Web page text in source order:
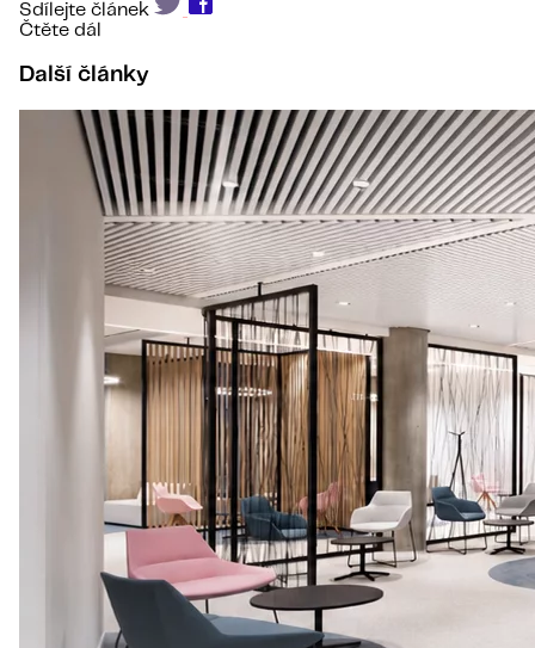
Sdílejte článek
Čtěte dál
Další články